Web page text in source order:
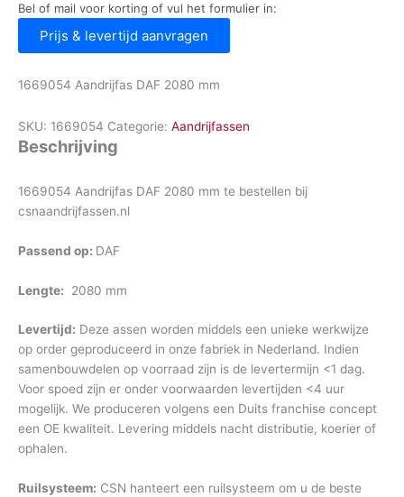
Bel of mail voor korting of vul het formulier in:
Prijs & levertijd aanvragen
1669054 Aandrijfas DAF 2080 mm
SKU: 1669054 Categorie: Aandrijfassen
Beschrijving
1669054 Aandrijfas DAF 2080 mm te bestellen bij
csnaandrijfassen.nl
Passend op: DAF
Lengte: 2080 mm
Levertijd: Deze assen worden middels een unieke werkwijze
op order geproduceerd in onze fabriek in Nederland. Indien
samenbouwdelen op voorraad zijn is de levertermijn <1 dag.
Voor spoed zijn er onder voorwaarden levertijden <4 uur
mogelijk. We produceren volgens een Duits franchise concept
een OE kwaliteit. Levering middels nacht distributie, koerier of
ophalen.
Ruilsysteem: CSN hanteert een ruilsysteem om u de beste